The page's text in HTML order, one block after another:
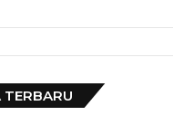
TERBARU